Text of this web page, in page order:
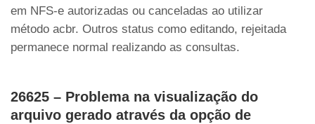
em NFS-e autorizadas ou canceladas ao utilizar
método acbr. Outros status como editando, rejeitada
permanece normal realizando as consultas.
26625 – Problema na visualização do
arquivo gerado através da opção de